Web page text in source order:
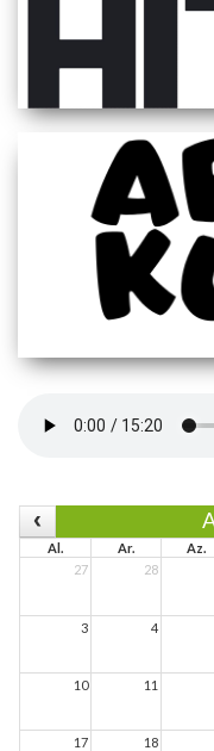
Al. Ar. Az.
27
28
3 4
10 11
17 18